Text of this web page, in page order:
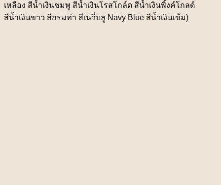
เหลือง สีน้ำเงินชมพู สีน้ำเงินโรสโกล์ด สีน้ำเงินพิ้งค์โกลด์
สีน้ำเงินขาว สีกรมท่า สีเนวี่บลู Navy Blue สีน้ำเงินเข้ม)